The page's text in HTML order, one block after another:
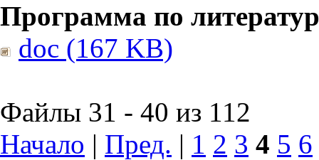
Программа по
doc (167 KB)
Файлы 31 - 40 из 112
Начало | Пред. | 1 2 3 4 5 6